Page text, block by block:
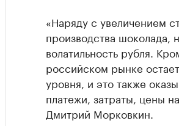
«Наряду с увеличением
производства шоколада,
волатильность рубля.
российском рынке
уровня, и это также
платежи, затраты, цены
Дмитрий Морковкин.